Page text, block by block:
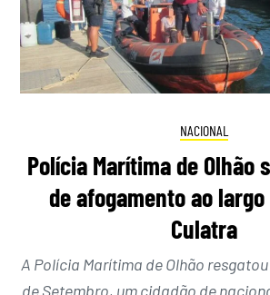
NACIONAL
Polícia Marítima de Olhão
de afogamento ao
Culatra
A Polícia Marítima de Olhão
de Setembro, um cidadão de